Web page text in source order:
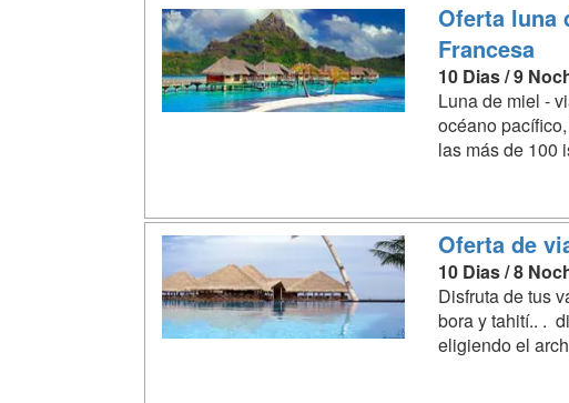
Oferta luna
Francesa
10 Dias / 9
Luna de miel -
océano
las más de 100
Oferta de
10 Dias / 8
Disfruta de tus
bora y tahití.. .
eligiendo el